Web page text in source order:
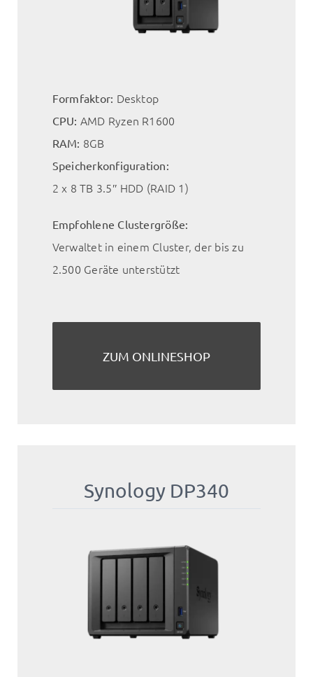
Formfaktor: Desktop
CPU: AMD Ryzen R1600
RAM: 8GB
Speicherkonfiguration:
2 x 8 TB 3.5″ HDD (RAID 1)
Empfohlene Clustergröße:
Verwaltet in einem Cluster, der bis zu
2.500 Geräte unterstützt
ZUM ONLINESHOP
Synology DP340